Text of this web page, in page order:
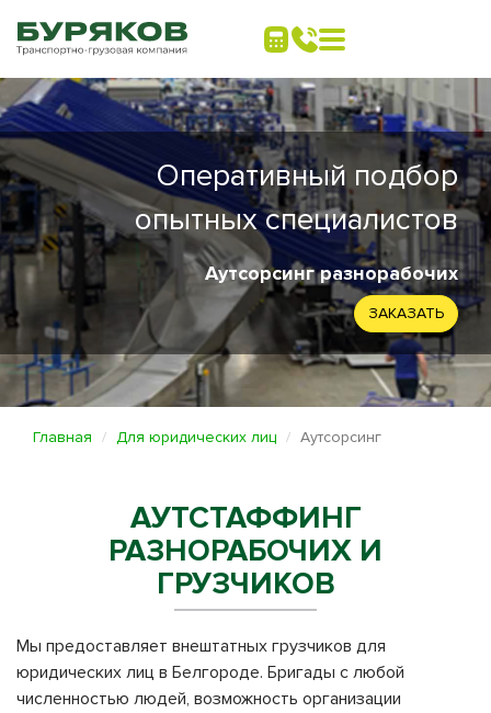
Оперативный подбор
опытных специалистов
Аутсорсинг разнорабочих
ЗАКАЗАТЬ
Главная Для юридических лиц Аутсорсинг
АУТСТАФФИНГ
РАЗНОРАБОЧИХ И
ГРУЗЧИКОВ
Мы предоставляет внештатных грузчиков для
юридических лиц в Белгороде. Бригады с любой
численностью людей, возможность организации